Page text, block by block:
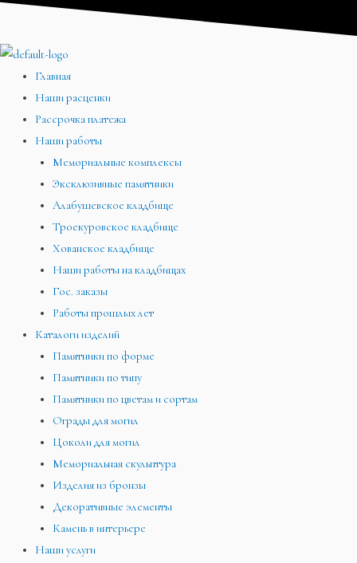
Перейти
содержимому
Главная
Наши расценки
Рассрочка платежа
Наши работы
Мемориальные комплексы
Эксклюзивные памятники
Алабушевское кладбище
Троекуровское кладбище
Хованское кладбище
Наши работы на кладбищах
Гос. заказы
Работы прошлых лет
Каталоги изделий
Памятники по форме
Памятники по типу
Памятники по цветам и сортам
Ограды для могил
Цоколи для могил
Мемориальная скульптура
Изделия из бронзы
Декоративные элементы
Камень в интерьере
Наши услуги